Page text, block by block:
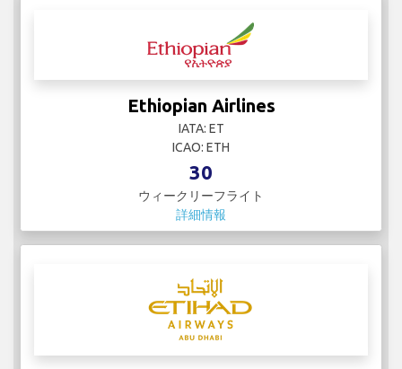
Ethiopian Airlines
IATA: ET
ICAO: ETH
30
ウィークリーフライト
詳細情報